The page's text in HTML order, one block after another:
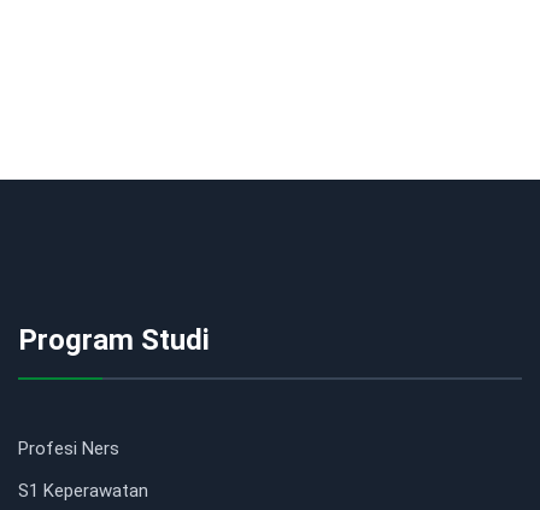
Program Studi
Profesi Ners
S1 Keperawatan